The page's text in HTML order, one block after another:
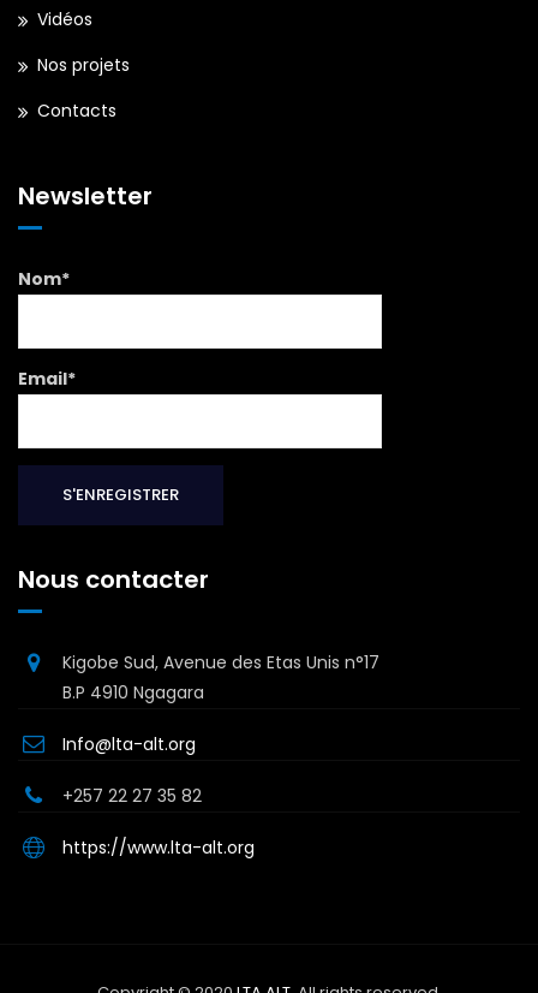
Vidéos
Nos projets
Contacts
Newsletter
Nom*
Email*
Nous contacter
Kigobe Sud, Avenue des Etas Unis n°17
B.P 4910 Ngagara
Info@lta-alt.org
+257 22 27 35 82
https://www.lta-alt.org